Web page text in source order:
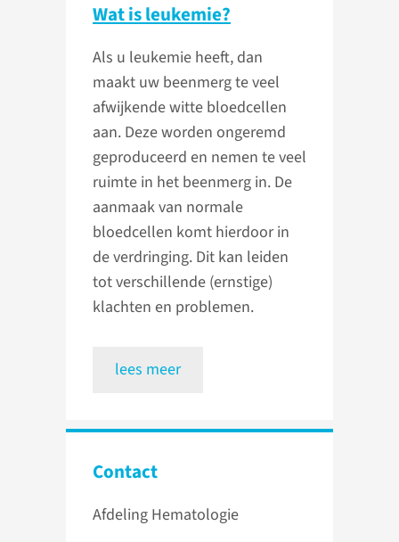
Wat is leukemie?
Als u leukemie heeft, dan
maakt uw beenmerg te veel
afwijkende witte bloedcellen
aan. Deze worden ongeremd
geproduceerd en nemen te veel
ruimte in het beenmerg in. De
aanmaak van normale
bloedcellen komt hierdoor in
de verdringing. Dit kan leiden
tot verschillende (ernstige)
klachten en problemen.
lees meer
Contact
Afdeling Hematologie